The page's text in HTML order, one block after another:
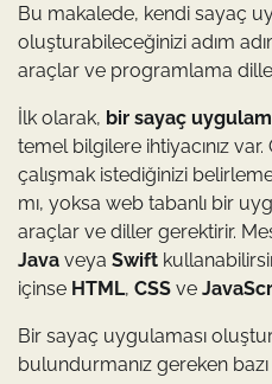
Bu makalede, kendi sayaç
oluşturabileceğinizi adım
araçlar ve programlama
İlk olarak, bir sayaç
temel bilgilere ihtiyacınız
çalışmak istediğinizi
mı, yoksa web tabanlı bir
araçlar ve diller gerektirir.
Java veya Swift
içinse HTML, CSS ve
Bir sayaç uygulaması
bulundurmanız gereken